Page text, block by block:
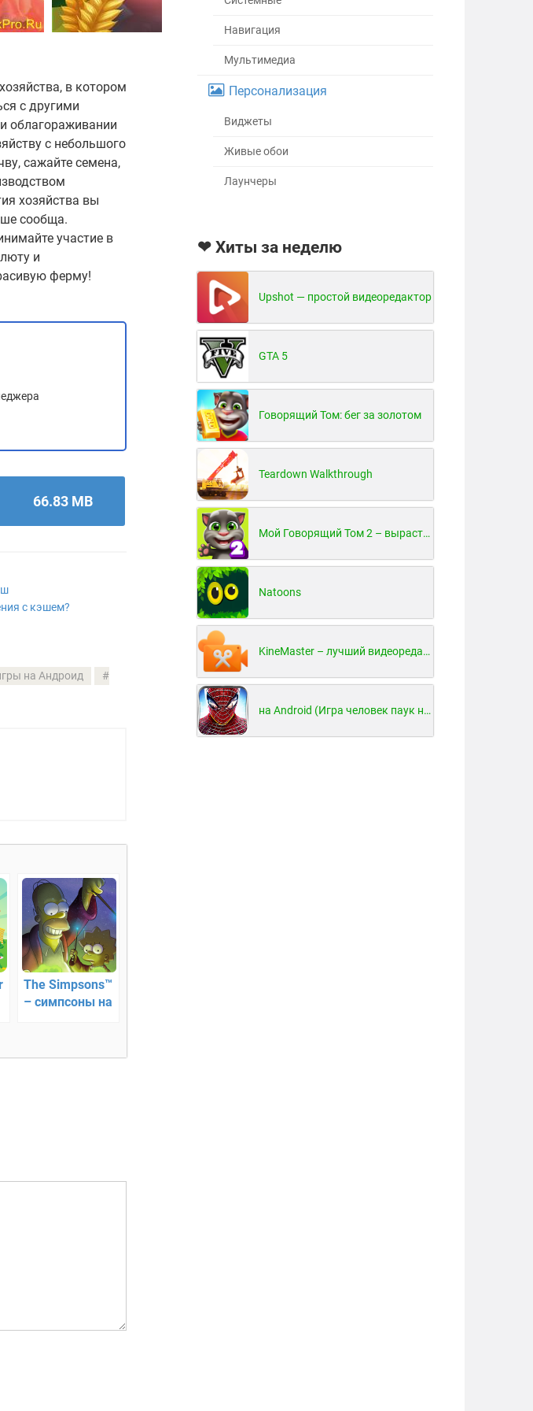
в котором
с другими
облагораживании
с небольшого
сажайте семена,
хозяйства вы
сообща.
участие в
и
ферму!
66.83 MB
с кэшем?
на Андроид
The Simpsons™
– симпсоны на
Навигация
Мультимедиа
Персонализация
Виджеты
Живые обои
Лаунчеры
❤ Хиты за неделю
Upshot — простой видеоредактор
GTA 5
Говорящий Том: бег за золотом
Teardown Walkthrough
Мой Говорящий Том 2 – вырасти и воспитай своего котенка
Natoons
KineMaster – лучший видеоредактор для Android
на Android (Игра человек паук на Android)